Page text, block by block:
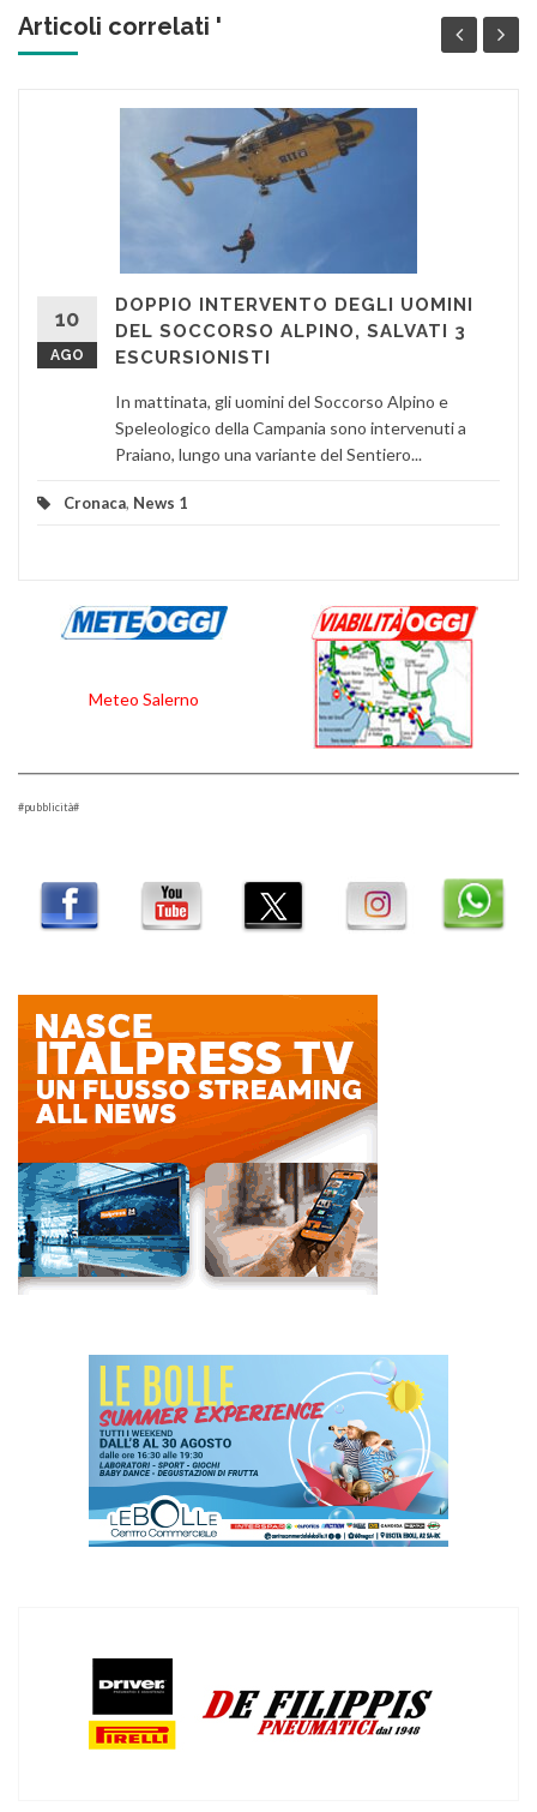
Articoli correlati '
10
AGO
DOPPIO INTERVENTO DEGLI UOMINI
DEL SOCCORSO ALPINO, SALVATI 3
ESCURSIONISTI
In mattinata, gli uomini del Soccorso Alpino e
Speleologico della Campania sono intervenuti a
Praiano, lungo una variante del Sentiero...
Cronaca, News 1
Meteo Salerno
#pubblicità#